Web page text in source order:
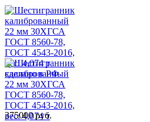
375000 руб.